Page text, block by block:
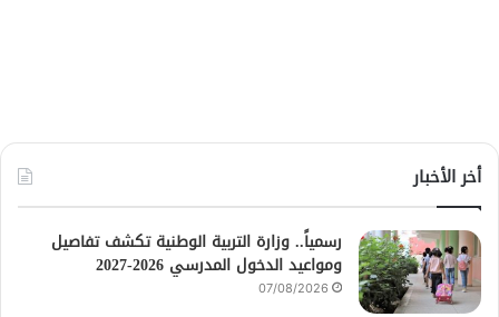
أخر الأخبار
رسمياً.. وزارة التربية الوطنية تكشف تفاصيل
ومواعيد الدخول المدرسي 2026-2027
07/08/2026